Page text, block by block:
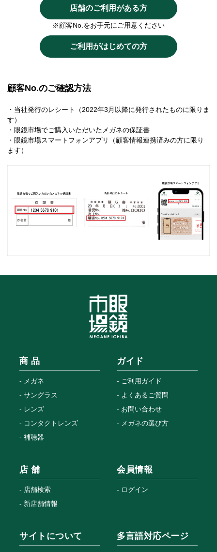
店舗のご利用がある方
※顧客No.をお手元にご用意ください
ご利用がはじめての方
顧客No.のご確認方法
・当社発行のレシート（2022年3月以降に発行されたものに限りま
す）
・眼鏡市場でご購入いただいたメガネの保証書
・眼鏡市場スマートフォンアプリ（顧客情報連携済みの方に限り
ます）
商 品
メガネ
サングラス
レンズ
コンタクトレンズ
補聴器
ガイド
ご利用ガイド
よくあるご質問
お問い合わせ
メガネの選び方
店 舗
店舗検索
新店舗情報
会員情報
ログイン
サイトについて 多言語対応ページ